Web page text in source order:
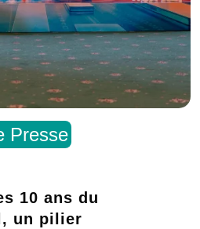
Presse
10 ans du
un pilier